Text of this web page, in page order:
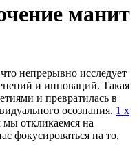
манит
непрерывно исследует
и инноваций. Такая
и превратилась в
осознания. 1 x
откликаемся на
фокусироваться на то,